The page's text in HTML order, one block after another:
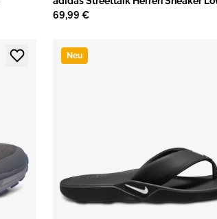
69,99 €
Neu